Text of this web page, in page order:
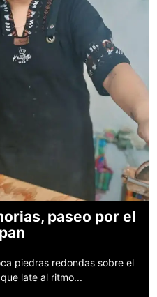
paseo por el
piedras redondas sobre el
late al ritmo...